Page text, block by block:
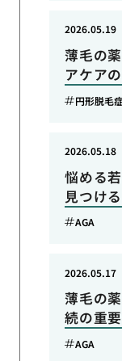
薄毛の
アケア
2026.05.19
円形脱毛
悩める
見つけ
2026.05.18
AGA
薄毛の
続の重
2026.05.17
AGA